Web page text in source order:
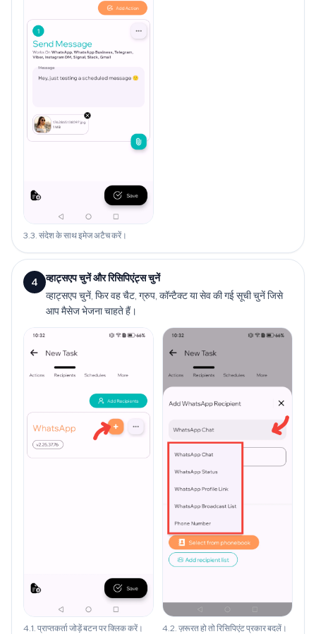
3.3. संदेश के साथ इमेज अटैच करें।
4
व्हाट्सएप चुनें और रिसिपिएंट्स चुनें
व्हाट्सएप चुनें, फिर वह चैट, ग्रुप, कॉन्टैक्ट या सेव की गई सूची चुनें जिसे
आप मैसेज भेजना चाहते हैं।
4.1. प्राप्तकर्ता जोड़ें बटन पर क्लिक करें। 4.2. ज़रूरत हो तो रिसिपिएंट प्रकार बदलें।